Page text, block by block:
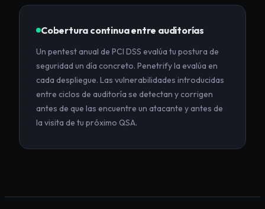
Cobertura continua entre auditorías
Un pentest anual de PCI DSS evalúa tu postura de
seguridad un día concreto. Penetrify la evalúa en
cada despliegue. Las vulnerabilidades introducidas
entre ciclos de auditoría se detectan y corrigen
antes de que las encuentre un atacante y antes de
la visita de tu próximo QSA.